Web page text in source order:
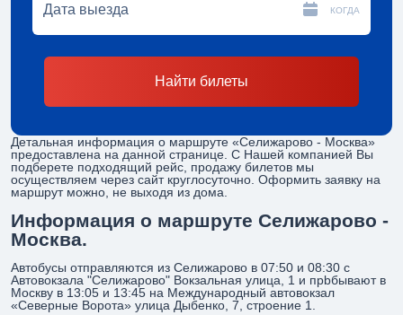
КОГДА
Найти билеты
Детальная информация о маршруте «Селижарово - Москва»
предоставлена на данной странице. С Нашей компанией Вы
подберете подходящий рейс, продажу билетов мы
осуществляем через сайт круглосуточно. Оформить заявку на
маршрут можно, не выходя из дома.
Информация о маршруте Селижарово -
Москва.
Автобусы отправляются из Селижарово в 07:50 и 08:30 с
Автовокзала "Селижарово" Вокзальная улица, 1 и прbбывают в
Москву в 13:05 и 13:45 на Международный автовокзал
«Северные Ворота» улица Дыбенко, 7, строение 1.